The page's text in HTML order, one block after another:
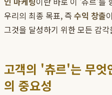
우리의 최종 목표, 즉 수익 창출
그것을 달성하기 위한 모든 감
고객의 '츄르'는 무엇
의 중요성